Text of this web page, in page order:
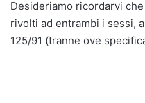
Desideriamo ricordarvi
rivolti ad entrambi i sessi,
125/91 (tranne ove